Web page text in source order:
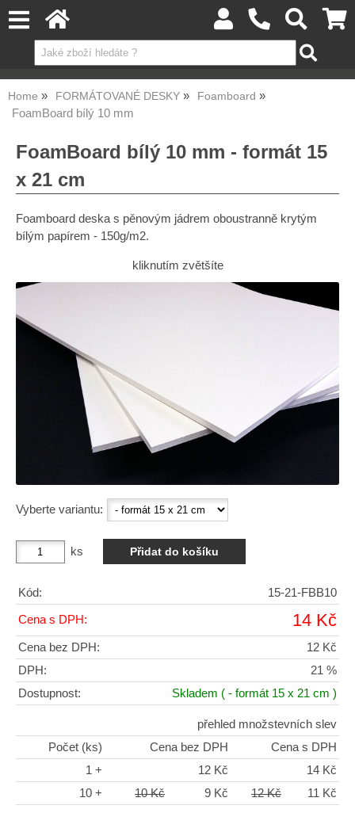
Home FORMÁTOVANÉ DESKY Foamboard
FoamBoard bílý 10 mm
FoamBoard bílý 10 mm - formát 15
x 21 cm
Foamboard deska s pěnovým jádrem oboustranně krytým
bílým papírem - 150g/m2.
kliknutím zvětšíte
Vyberte variantu:
ks
Kód: 15-21-FBB10
Cena s DPH: 14 Kč
Cena bez DPH:
12 Kč
DPH:
21 %
Dostupnost:
Skladem ( - formát 15 x 21 cm )
přehled množstevních slev
Počet (ks)
Cena bez DPH
Cena s DPH
1 +
12 Kč
14 Kč
10 +
10 Kč 9 Kč 12 Kč 11 Kč